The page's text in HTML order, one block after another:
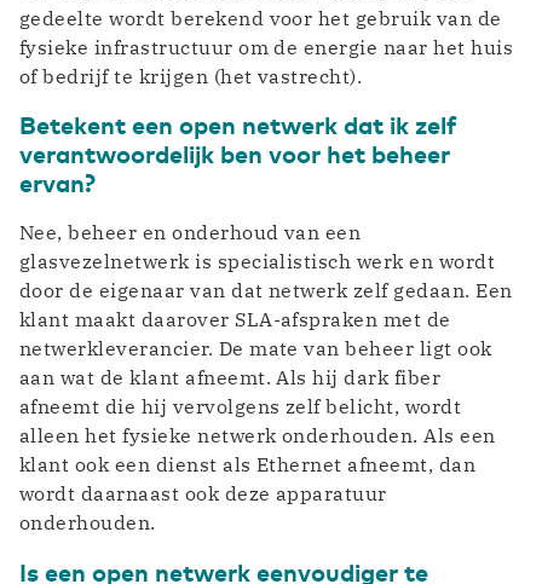
gedeelte wordt berekend voor het gebruik van de
fysieke infrastructuur om de energie naar het huis
of bedrijf te krijgen (het vastrecht).
Betekent een open netwerk dat ik zelf
verantwoordelijk ben voor het beheer
ervan?
Nee, beheer en onderhoud van een
glasvezelnetwerk is specialistisch werk en wordt
door de eigenaar van dat netwerk zelf gedaan. Een
klant maakt daarover SLA-afspraken met de
netwerkleverancier. De mate van beheer ligt ook
aan wat de klant afneemt. Als hij dark fiber
afneemt die hij vervolgens zelf belicht, wordt
alleen het fysieke netwerk onderhouden. Als een
klant ook een dienst als Ethernet afneemt, dan
wordt daarnaast ook deze apparatuur
onderhouden.
Is een open netwerk eenvoudiger te